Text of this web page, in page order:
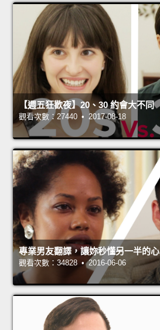
【週五狂歡夜】20、30 約會大不同
觀看次數：27440 • 2017-08-18
專業男友翻譯，讓妳秒懂另一半的心
觀看次數：34828 • 2016-06-06